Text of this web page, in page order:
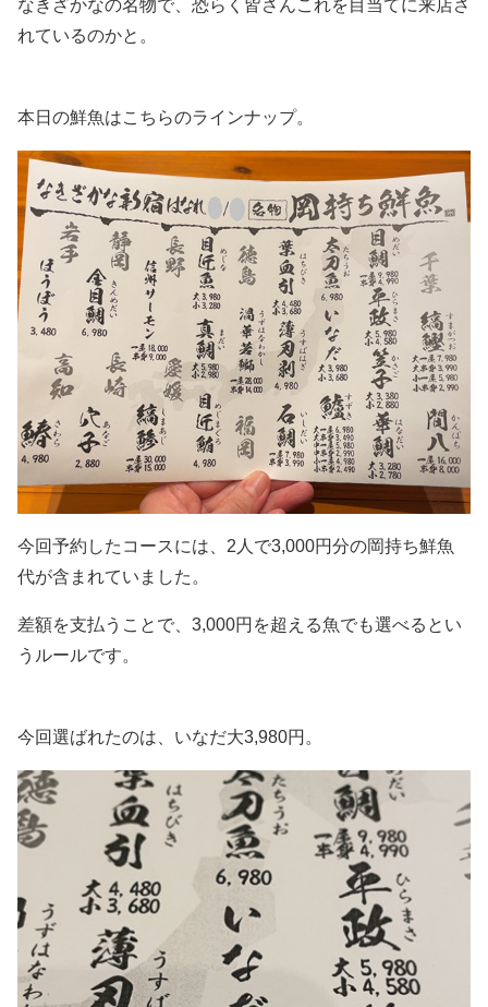
なきざかなの名物で、恐らく皆さんこれを目当てに来店さ
れているのかと。
本日の鮮魚はこちらのラインナップ。
今回予約したコースには、2人で3,000円分の岡持ち鮮魚
代が含まれていました。
差額を支払うことで、3,000円を超える魚でも選べるとい
うルールです。
今回選ばれたのは、いなだ大3,980円。